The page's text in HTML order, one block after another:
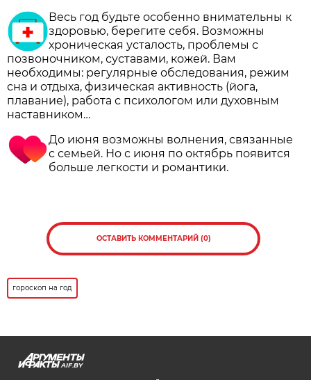
Весь год будьте особенно внимательны к
здоровью, берегите себя. Возможны
хроническая усталость, проблемы с
позвоночником, суставами, кожей. Вам
необходимы: регулярные обследования, режим
сна и отдыха, физическая активность (йога,
плавание), работа с психологом или духовным
наставником…
До июня возможны волнения, связанные
с семьей. Но с июня по октябрь появится
больше легкости и романтики.
ОСТАВИТЬ КОММЕНТАРИЙ (0)
гороскоп на год
AIF.BY